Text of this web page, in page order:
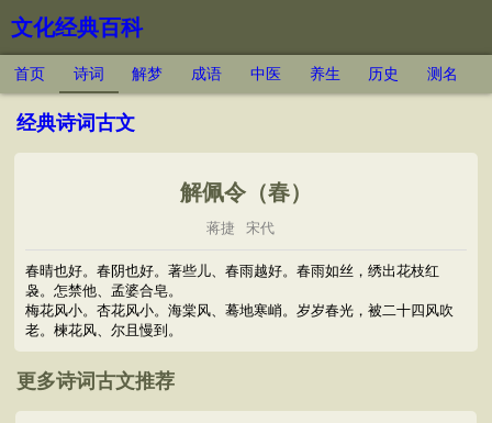
文化经典百科
首页 诗词 解梦 成语 中医 养生 历史 测名
经典诗词古文
解佩令（春）
蒋捷 宋代
春晴也好。春阴也好。著些儿、春雨越好。春雨如丝，绣出花枝红
袅。怎禁他、孟婆合皂。
梅花风小。杏花风小。海棠风、蓦地寒峭。岁岁春光，被二十四风吹
老。楝花风、尔且慢到。
更多诗词古文推荐